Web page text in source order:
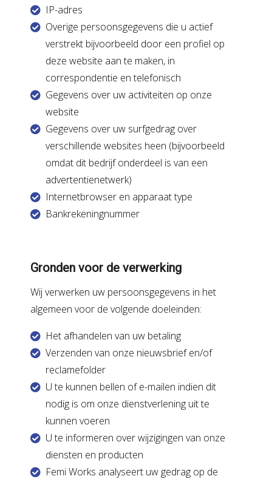
IP-adres
Overige persoonsgegevens die u actief
verstrekt bijvoorbeeld door een profiel op
deze website aan te maken, in
correspondentie en telefonisch
Gegevens over uw activiteiten op onze
website
Gegevens over uw surfgedrag over
verschillende websites heen (bijvoorbeeld
omdat dit bedrijf onderdeel is van een
advertentienetwerk)
Internetbrowser en apparaat type
Bankrekeningnummer
Gronden voor de verwerking
Wij verwerken uw persoonsgegevens in het
algemeen voor de volgende doeleinden:
Het afhandelen van uw betaling
Verzenden van onze nieuwsbrief en/of
reclamefolder
U te kunnen bellen of e-mailen indien dit
nodig is om onze dienstverlening uit te
kunnen voeren
U te informeren over wijzigingen van onze
diensten en producten
Femi Works analyseert uw gedrag op de